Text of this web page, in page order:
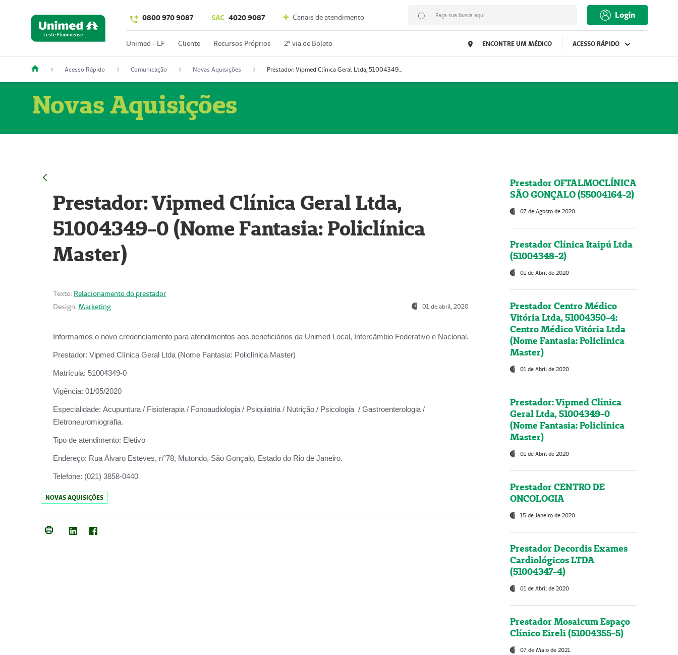
0800 970 9087 SAC 4020 9087 Canais de atendimento Faça sua busca aqui Login
Unimed - LF Cliente Recursos Próprios 2º via de Boleto ENCONTRE UM MÉDICO ACESSO RÁPIDO
Acesso Rápido Comunicação Novas Aquisições Prestador: Vipmed Clínica Geral Ltda, 51004349-0 (Nome Fantasia: Policlínica Master)
Novas Aquisições
Prestador: Vipmed Clínica Geral Ltda,
51004349-0 (Nome Fantasia: Policlínica
Master)
Texto: Relacionamento do prestador
Design: Marketing 01 de abril, 2020
Informamos o novo credenciamento para atendimentos aos beneficiários da Unimed Local, Intercâmbio Federativo e Nacional.
Prestador: Vipmed Clínica Geral Ltda (Nome Fantasia: Policlínica Master)
Matrícula: 51004349-0
Vigência: 01/05/2020
Especialidade: Acupuntura / Fisioterapia / Fonoaudiologia / Psiquiatria / Nutrição / Psicologia / Gastroenterologia /
Eletroneuromiografia.
Tipo de atendimento: Eletivo
Endereço: Rua Àlvaro Esteves, n°78, Mutondo, São Gonçalo, Estado do Rio de Janeiro.
Telefone: (021) 3858-0440
NOVAS AQUISIÇÕES
Prestador OFTALMOCLÍNICA
SÃO GONÇALO (55004164-2)
07 de Agosto de 2020
Prestador Clínica Itaipú Ltda
(51004348-2)
01 de Abril de 2020
Prestador Centro Médico
Vitória Ltda, 51004350-4:
Centro Médico Vitória Ltda
(Nome Fantasia: Policlínica
Master)
01 de Abril de 2020
Prestador: Vipmed Clínica
Geral Ltda, 51004349-0
(Nome Fantasia: Policlínica
Master)
01 de Abril de 2020
Prestador CENTRO DE
ONCOLOGIA
15 de Janeiro de 2020
Prestador Decordis Exames
Cardiológicos LTDA
(51004347-4)
01 de Abril de 2020
Prestador Mosaicum Espaço
Clínico Eireli (51004355-5)
07 de Maio de 2021